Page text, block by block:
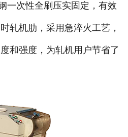
一次性全刷压实固定，有效
轧机肋，采用急淬火工艺，
和强度，为轧机用户节省了